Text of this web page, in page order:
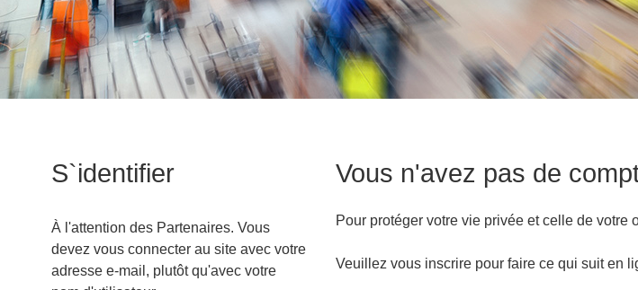
S`identifier
À l'attention des Partenaires. Vous
devez vous connecter au site avec votre
adresse e-mail, plutôt qu'avec votre
Vous n'avez pas de
Pour protéger votre vie privée et celle de
Veuillez vous inscrire pour faire ce qui suit en